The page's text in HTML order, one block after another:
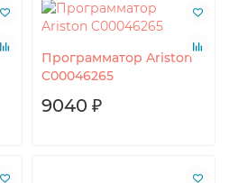
Программатор Ariston
C00046265
9040 ₽